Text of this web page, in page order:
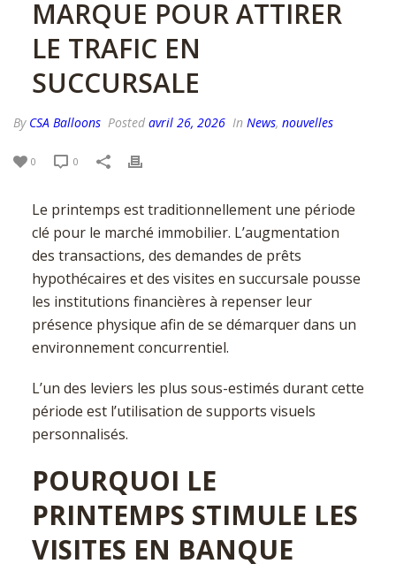
MARQUE POUR ATTIRER
LE TRAFIC EN
SUCCURSALE
By CSA Balloons Posted avril 26, 2026 In News, nouvelles
0 0
Le printemps est traditionnellement une période
clé pour le marché immobilier. L’augmentation
des transactions, des demandes de prêts
hypothécaires et des visites en succursale pousse
les institutions financières à repenser leur
présence physique afin de se démarquer dans un
environnement concurrentiel.
L’un des leviers les plus sous-estimés durant cette
période est l’utilisation de supports visuels
personnalisés.
POURQUOI LE
PRINTEMPS STIMULE LES
VISITES EN BANQUE